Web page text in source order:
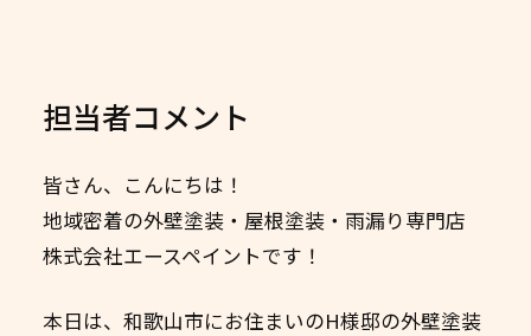
担当者コメント
皆さん、こんにちは！
地域密着の外壁塗装・屋根塗装・雨漏り専門店
株式会社エースペイントです！
本日は、和歌山市にお住まいのH様邸の外壁塗装